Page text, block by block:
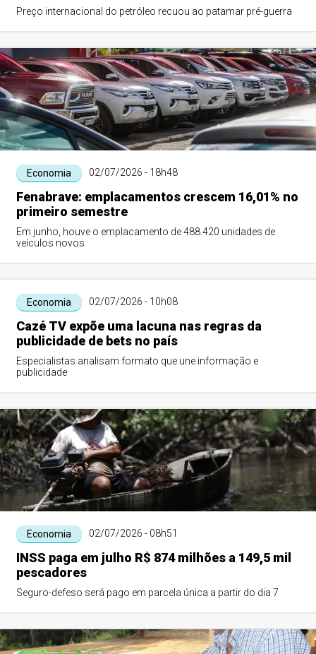
Preço internacional do petróleo recuou ao patamar pré-guerra
Economia 02/07/2026 - 18h48
Fenabrave: emplacamentos crescem 16,01% no
primeiro semestre
Em junho, houve o emplacamento de 488.420 unidades de
veículos novos
Economia 02/07/2026 - 10h08
Cazé TV expõe uma lacuna nas regras da
publicidade de bets no país
Especialistas analisam formato que une informação e
publicidade
Economia 02/07/2026 - 08h51
INSS paga em julho R$ 874 milhões a 149,5 mil
pescadores
Seguro-defeso será pago em parcela única a partir do dia 7